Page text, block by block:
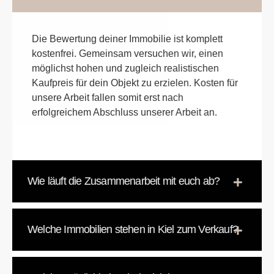
Die Bewertung deiner Immobilie ist komplett
kostenfrei. Gemeinsam versuchen wir, einen
möglichst hohen und zugleich realistischen
Kaufpreis für dein Objekt zu erzielen. Kosten für
unsere Arbeit fallen somit erst nach
erfolgreichem Abschluss unserer Arbeit an.
Wie läuft die Zusammenarbeit mit euch ab?
Welche Immobilien stehen in Kiel zum Verkauf?